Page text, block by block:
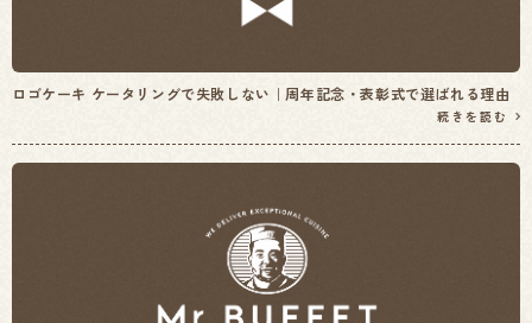
ロゴケーキ ケータリングで失敗しない｜周年記念・表彰式で選ばれる理由
続きを読む